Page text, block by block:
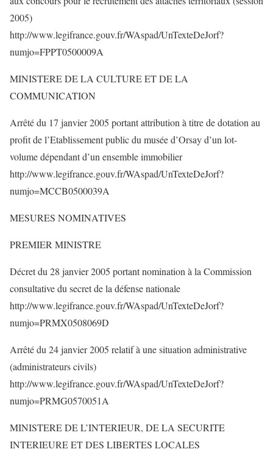
2005)
http://www.legifrance.gouv.fr/WAspad/UnTexteDeJorf?
numjo=FPPT0500009A
MINISTERE DE LA CULTURE ET DE LA
COMMUNICATION
Arrêté du 17 janvier 2005 portant attribution à titre de dotation au
profit de l’Etablissement public du musée d’Orsay d’un lot-
volume dépendant d’un ensemble immobilier
http://www.legifrance.gouv.fr/WAspad/UnTexteDeJorf?
numjo=MCCB0500039A
MESURES NOMINATIVES
PREMIER MINISTRE
Décret du 28 janvier 2005 portant nomination à la Commission
consultative du secret de la défense nationale
http://www.legifrance.gouv.fr/WAspad/UnTexteDeJorf?
numjo=PRMX0508069D
Arrêté du 24 janvier 2005 relatif à une situation administrative
(administrateurs civils)
http://www.legifrance.gouv.fr/WAspad/UnTexteDeJorf?
numjo=PRMG0570051A
MINISTERE DE L’INTERIEUR, DE LA SECURITE
INTERIEURE ET DES LIBERTES LOCALES